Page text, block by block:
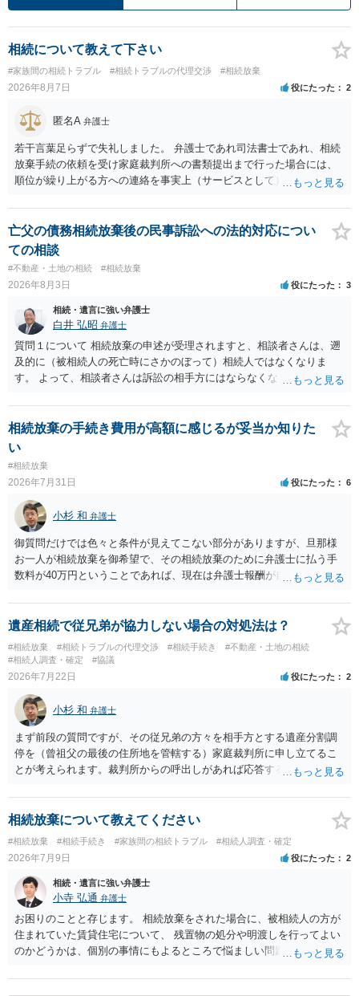
相続について教えて下さい
#家族間の相続トラブル #相続トラブルの代理交渉 #相続放棄
2026年8月7日 役にたった 2
匿名A 弁護士
若干言葉足らずで失礼しました。 弁護士であれ司法書士であれ、相続
放棄手続の依頼を受け家庭裁判所への書類提出まで行った場合には、
順位が繰り上がる方への連絡を事実上（サービスとして）行うことは
できない、という意味でした。
亡父の債務相続放棄後の民事訴訟への法的対応につい
ての相談
#不動産・土地の相続 #相続放棄
2026年8月3日 役にたった 3
相続・遺言に強い弁護士
白井 弘昭 弁護士
質問１について 相続放棄の申述が受理されますと、相談者さんは、遡
及的に（被相続人の死亡時にさかのぼって）相続人ではなくなりま
す。 よって、相談者さんは訴訟の相手方にはならなくなるので（明け
理証明を家庭裁判所で取得し、コピーを答弁書に添えて裁判所に提出
してください。 質問２について 請求棄却を求める答弁書を提出すれ
ば、第１回期日は出席する必要がありません。その日は差支え（用事
はないので、ｍｉｎｔｓでの提出の必要は無いと思います。郵送（期
限までに届けばよい）で十分です。 詳細は、書面記載の裁判所書記官
にお問い合わせください。 以上、ご参考まで。
相続放棄の手続き費用が高額に感じるが妥当か知りた
い
#相続放棄
2026年7月31日 役にたった 6
小杉 和 弁護士
御質問だけでは色々と条件が見えてこない部分がありますが、旦那様
お一人が相続放棄を御希望で、その相続放棄のために弁護士に払う手
数料が40万円ということであれば、現在は弁護士報酬が自由化されて
です。 ただ、弁護士に払う手数料とは別に戸籍の用意に一定の実費が
かかることになりますので、その費用も支払うべきものとして頭に置
が、旦那様の収入や財産にもよりますが、法テラスに御連絡なさって
弁護士との相談を予約して受任してもらうのが一番安上がりでしょ
らい（希望者が多く予約できてもしばらく先になる）ようですので、
比較的短い熟慮期間のことを考えると、来週早々すぐにでも御連絡す
る方が良いでしょう。 もし法テラスが御利用になれない、あるいは時
間がない等であれば、相続を取扱分野としている弁護士を適宜探し
（WEB等で）、問い合わせてみることです。相続を扱う弁護士でも相
けてくれないところもあるようです。 複数の法律事務所に聞いて（相
見積もりをとって）、一番安いところでやってもらうことに決めれ
ば、キューちゃんママさんの御希望をかなえることができるのではな
いでしょうか。 あるいは相続放棄であれば御自分でできなくもないと
は思います。その場合、かかるのは戸籍等の取得費用と印紙代だけと
なります。家庭裁判所のサイトから用紙を取得すると共に必要な書類
を確認し、印紙と共に家庭裁判所に提出して相続放棄申述受理通知書
を待つという流れになります。
遺産相続で従兄弟が協力しない場合の対処法は？
#相続放棄 #相続トラブルの代理交渉 #相続手続き
#不動産・土地の相続
#相続人調査・確定
#協議
2026年7月22日 役にたった 2
小杉 和 弁護士
まず前段の質問ですが、その従兄弟の方々を相手方とする遺産分割調
停を（曾祖父の最後の住所地を管轄する）家庭裁判所に申し立てるこ
とが考えられます。裁判所からの呼出しがあれば応答する可能性がま
能と思われます。時間が思った以上にないので必要書類をてきぱきと
揃える必要があります。その点是非御注意ください。
相続放棄について教えてください
#相続放棄 #相続手続き #家族間の相続トラブル #相続人調査・確定
2026年7月9日 役にたった 2
相続・遺言に強い弁護士
小寺 弘通 弁護士
お困りのことと存じます。 相続放棄をされた場合に、被相続人の方が
住まれていた賃貸住宅について、 残置物の処分や明渡しを行ってよい
のかどうかは、個別の事情にもよるところで悩ましい問題です。 相続
場合、 「相続財産を処分」したと評価され、相続放棄が無効となるリ